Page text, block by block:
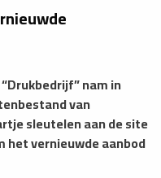
nam in
van
sleutelen aan de site
het vernieuwde aanbod